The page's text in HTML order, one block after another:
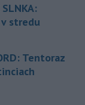
SLNKA:
stredu
Tentoraz